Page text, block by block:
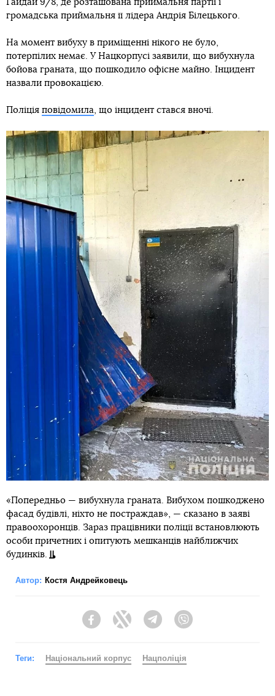
Гайдай 9/8, де розташована приймальня партії і
громадська приймальня її лідера Андрія Білецького.
На момент вибуху в приміщенні нікого не було,
потерпілих немає. У Нацкорпусі заявили, що вибухнула
бойова граната, що пошкодило офісне майно. Інцидент
назвали провокацією.
Поліція повідомила , що інцидент стався вночі.
«Попередньо — вибухнула граната. Вибухом пошкоджено
фасад будівлі, ніхто не постраждав», — сказано в заяві
правоохоронців. Зараз працівники поліції встановлюють
особи причетних і опитують мешканців найближчих
будинків.
Автор: Костя Андрейковець
FacebookTwitter Telegram
Теги: Національний корпус Нацполіція